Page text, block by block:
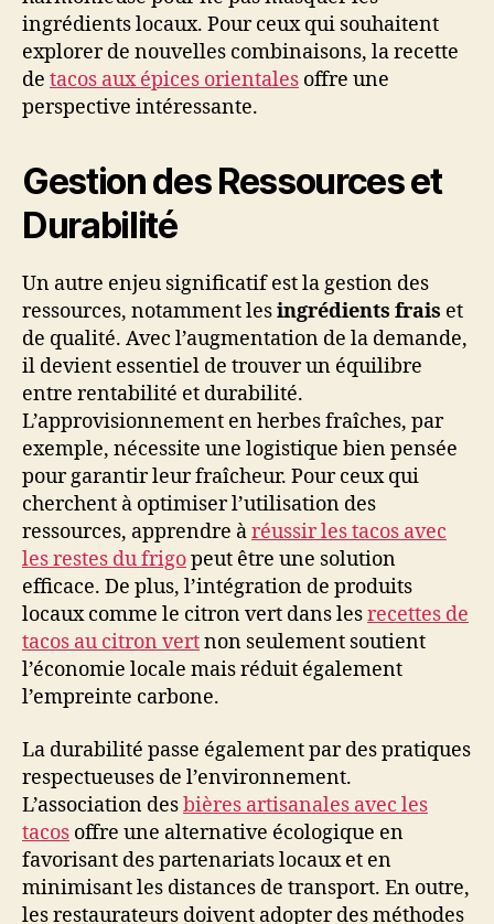
ingrédients locaux. Pour ceux qui souhaitent
explorer de nouvelles combinaisons, la recette
de tacos aux épices orientales offre une
perspective intéressante.
Gestion des Ressources et
Durabilité
Un autre enjeu significatif est la gestion des
ressources, notamment lesingrédients frais et
de qualité. Avec l’augmentation de la demande,
il devient essentiel de trouver un équilibre
entre rentabilité et durabilité.
L’approvisionnement en herbes fraîches, par
exemple, nécessite une logistique bien pensée
pour garantir leur fraîcheur. Pour ceux qui
cherchent à optimiser l’utilisation des
ressources, apprendre àréussir les tacos avec
les restes du frigopeut être une solution
efficace. De plus, l’intégration de produits
locaux comme le citron vert dans lesrecettes de
tacos au citron vertnon seulement soutient
l’économie locale mais réduit également
l’empreinte carbone.
La durabilité passe également par des pratiques
respectueuses de l’environnement.
L’association desbières artisanales avec les
tacos offre une alternative écologique en
favorisant des partenariats locaux et en
minimisant les distances de transport. En outre,
les restaurateurs doivent adopter des méthodes